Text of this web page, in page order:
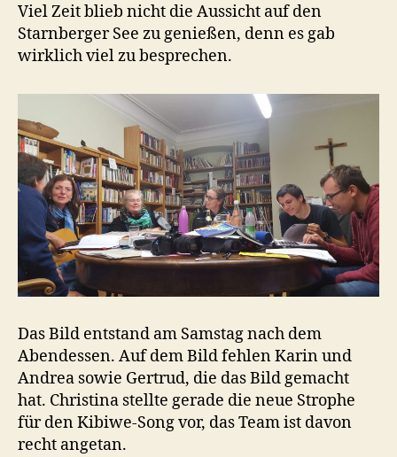
Viel Zeit blieb nicht die Aussicht auf den
Starnberger See zu genießen, denn es gab
wirklich viel zu besprechen.
Das Bild entstand am Samstag nach dem
Abendessen. Auf dem Bild fehlen Karin und
Andrea sowie Gertrud, die das Bild gemacht
hat. Christina stellte gerade die neue Strophe
für den Kibiwe-Song vor, das Team ist davon
recht angetan.